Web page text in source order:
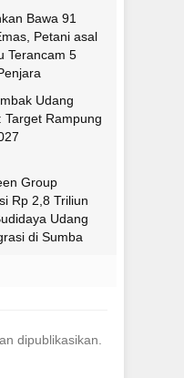
Bawa 91
Petani asal
Terancam 5
Udang
Target Rampung
Group
Rp 2,8 Triliun
Udang
di Sumba
dipublikasikan.